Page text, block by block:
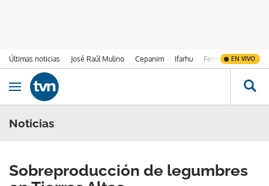
Últimas noticias José Raúl Mulino Cepanim Ifarhu Fenómeno de El
EN VIVO
Ir al contenido
Obrir navegació
Noticias
Sobreproducción de legumbres